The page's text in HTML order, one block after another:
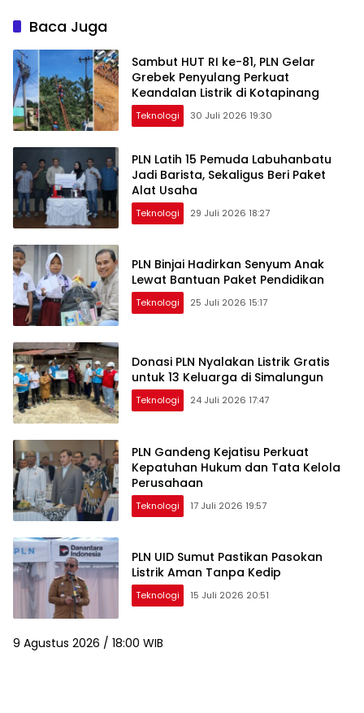
Baca Juga
Sambut HUT RI ke-81, PLN Gelar
Grebek Penyulang Perkuat
Keandalan Listrik di Kotapinang
Teknologi 30 Juli 2026 19:30
PLN Latih 15 Pemuda Labuhanbatu
Jadi Barista, Sekaligus Beri Paket
Alat Usaha
Teknologi 29 Juli 2026 18:27
PLN Binjai Hadirkan Senyum Anak
Lewat Bantuan Paket Pendidikan
Teknologi 25 Juli 2026 15:17
Donasi PLN Nyalakan Listrik Gratis
untuk 13 Keluarga di Simalungun
Teknologi 24 Juli 2026 17:47
PLN Gandeng Kejatisu Perkuat
Kepatuhan Hukum dan Tata Kelola
Perusahaan
Teknologi 17 Juli 2026 19:57
PLN UID Sumut Pastikan Pasokan
Listrik Aman Tanpa Kedip
Teknologi 15 Juli 2026 20:51
9 Agustus 2026 / 18:00 WIB